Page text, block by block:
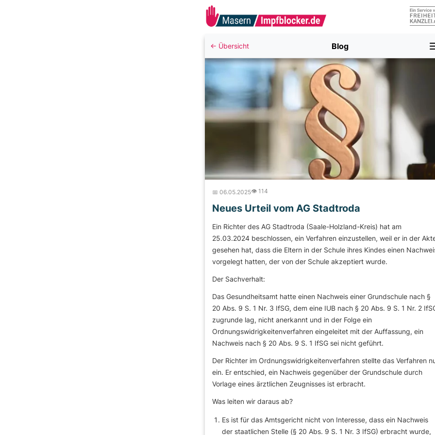
← Übersicht Blog
📅 06.05.2025👁️ 114
Neues Urteil vom AG Stadtroda
Ein Richter des AG Stadtroda (Saale-Holzland-Kreis) hat am
25.03.2024 beschlossen, ein Verfahren einzustellen, weil er in der
gesehen hat, dass die Eltern in der Schule ihres Kindes einen
vorgelegt hatten, der von der Schule akzeptiert wurde.
Der Sachverhalt:
Das Gesundheitsamt hatte einen Nachweis einer Grundschule nach §
20 Abs. 9 S. 1 Nr. 3 IfSG, dem eine IUB nach § 20 Abs. 9 S. 1 Nr. 2
zugrunde lag, nicht anerkannt und in der Folge ein
Ordnungswidrigkeitenverfahren eingeleitet mit der Auffassung, ein
Nachweis nach § 20 Abs. 9 S. 1 IfSG sei nicht geführt.
Der Richter im Ordnungswidrigkeitenverfahren stellte das Verfahren
ein. Er entschied, ein Nachweis gegenüber der Grundschule durch
Vorlage eines ärztlichen Zeugnisses ist erbracht.
Was leiten wir daraus ab?
Es ist für das Amtsgericht nicht von Interesse, dass ein Nachweis
der staatlichen Stelle (§ 20 Abs. 9 S. 1 Nr. 3 IfSG) erbracht wurde,